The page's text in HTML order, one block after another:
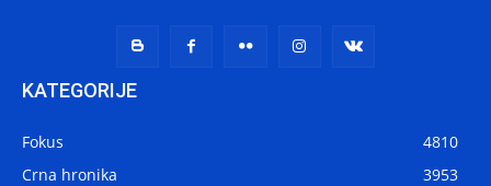
KATEGORIJE
Fokus
4810
Crna hronika
3953